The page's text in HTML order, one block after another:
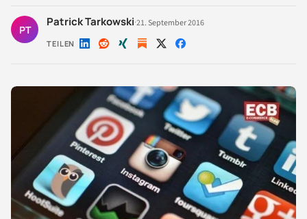
PT
Patrick Tarkowski·21. September 2016
TEILEN Auf Auf Auf Auf Auf